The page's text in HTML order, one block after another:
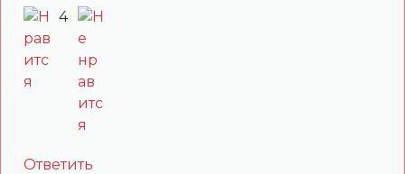
4
Ответить